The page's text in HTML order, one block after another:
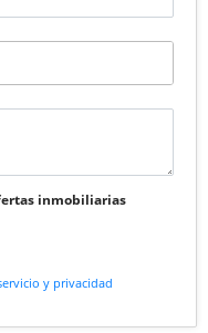
inmobiliarias
y privacidad